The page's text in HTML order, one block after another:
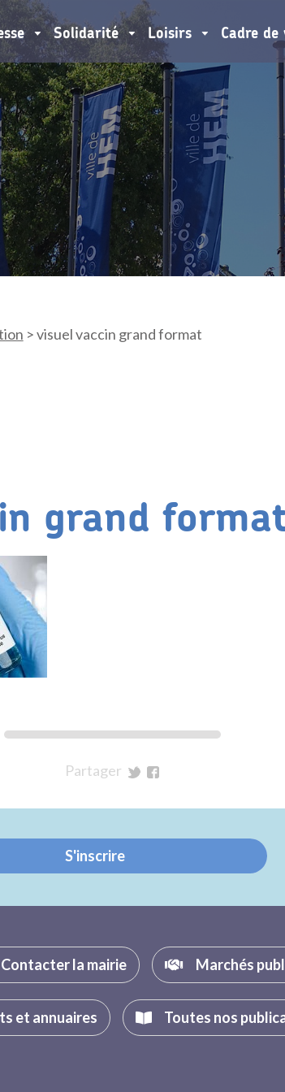
Solidarité Loisirs Cadre de
>visuel vaccin grand format
grand
Partager
Twitter
Facebook
S'inscrire
Contacter la mairie Marchés
et annuaires Toutes nos